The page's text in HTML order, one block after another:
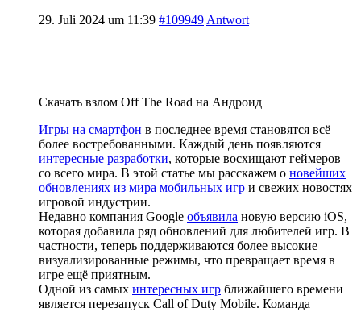
29. Juli 2024 um 11:39 #109949 Antwort
Скачать взлом Off The Road на Андроид
Игры на смартфон в последнее время становятся всё
более востребованными. Каждый день появляются
интересные разработки, которые восхищают геймеров
со всего мира. В этой статье мы расскажем о новейших
обновлениях из мира мобильных игр и свежих новостях
игровой индустрии.
Недавно компания Google объявила новую версию iOS,
которая добавила ряд обновлений для любителей игр. В
частности, теперь поддерживаются более высокие
визуализированные режимы, что превращает время в
игре ещё приятным.
Одной из самых интересных игр ближайшего времени
является перезапуск Call of Duty Mobile. Команда